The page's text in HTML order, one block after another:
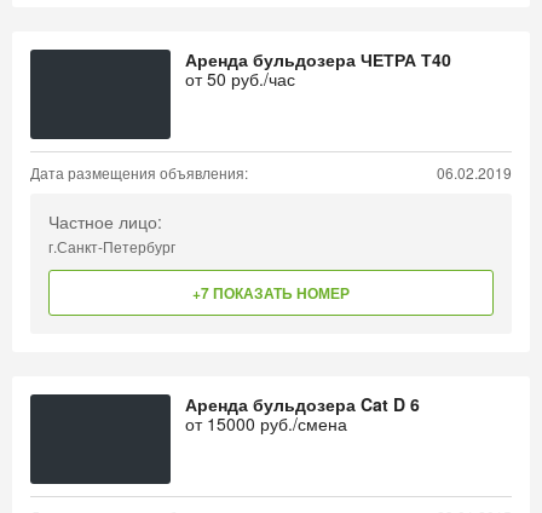
Аренда бульдозера ЧЕТРА Т40
от50 руб./час
Дата размещения объявления: 06.02.2019
Частное лицо:
г.Санкт-Петербург
+7 ПОКАЗАТЬ НОМЕР
Аренда бульдозера Cat D 6
от 15000 руб./смена